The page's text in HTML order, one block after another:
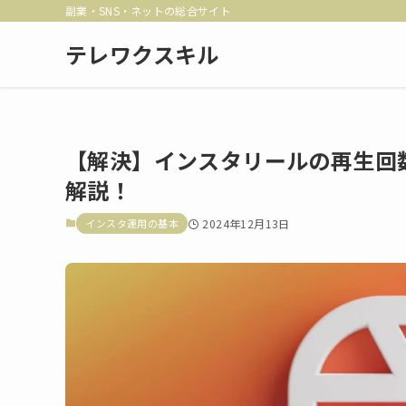
副業・SNS・ネットの総合サイト
テレワクスキル
【解決】インスタリールの再生
解説！
インスタ運用の基本 2024年12月13日